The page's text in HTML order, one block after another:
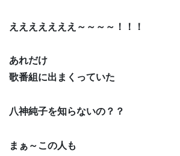
えええええええ～～～～！！！
あれだけ
歌番組に出まくっていた
八神純子を知らないの？？
まぁ～この人も